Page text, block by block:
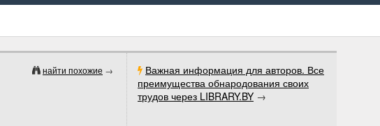
Важная информация для авторов. Все
преимущества обнародования своих
трудов через LIBRARY.BY →
найти похожие →